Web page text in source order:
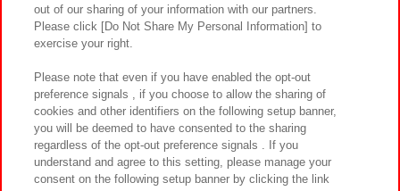
プライバシーポリシー ウェブアクセシビリティ方針と検証結果
お取引先さまとともに
カスタマーハラスメント対応方針 よくあるご質問・お問い合わせ
out of our sharing of your information with our partners.
Please click [Do Not Share My Personal Information] to
exercise your right.
Please note that even if you have enabled the opt-out
preference signals , if you choose to allow the sharing of
cookies and other identifiers on the following setup banner,
you will be deemed to have consented to the sharing
regardless of the opt-out preference signals . If you
understand and agree to this setting, please manage your
consent on the following setup banner by clicking the link